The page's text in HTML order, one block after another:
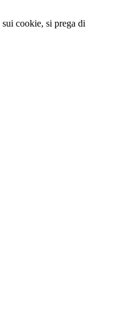
cookie, si prega di